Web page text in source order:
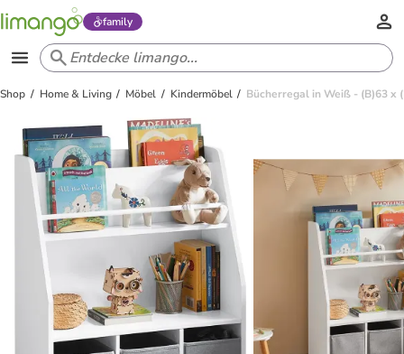
family
Shop Home & Living Möbel Kindermöbel Bücherregal in Weiß - (B)63 x